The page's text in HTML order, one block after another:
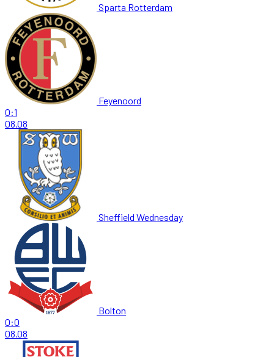
Sparta Rotterdam
Feyenoord
0:1
08.08
Sheffield Wednesday
Bolton
0:0
08.08